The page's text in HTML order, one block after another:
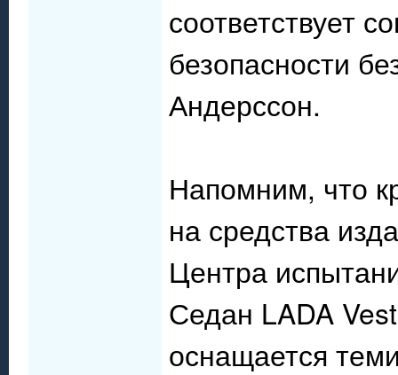
соответствует
безопасности
Андерссон.
Напомним, что
на средства
Центра
Седан LADA
оснащается